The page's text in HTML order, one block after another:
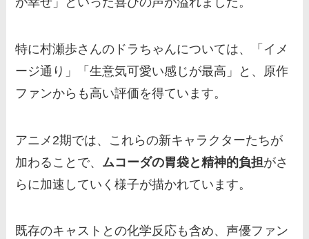
特に村瀬歩さんのドラちゃんについては、「イメ
ージ通り」「生意気可愛い感じが最高」と、原作
ファンからも高い評価を得ています。
アニメ2期では、これらの新キャラクターたちが
加わることで、 ムコーダの胃袋と精神的負担がさ
らに加速していく様子が描かれています。
既存のキャストとの化学反応も含め、声優ファン